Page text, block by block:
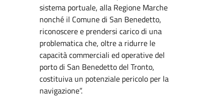
sistema portuale, alla Regione Marche
nonché il Comune di San Benedetto,
riconoscere e prendersi carico di una
problematica che, oltre a ridurre le
capacità commerciali ed operative del
porto di San Benedetto del Tronto,
costituiva un potenziale pericolo per la
navigazione”.